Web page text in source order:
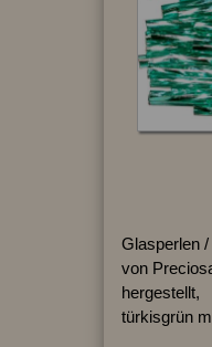
Glasperlen
von
hergestellt,
türkisgrün